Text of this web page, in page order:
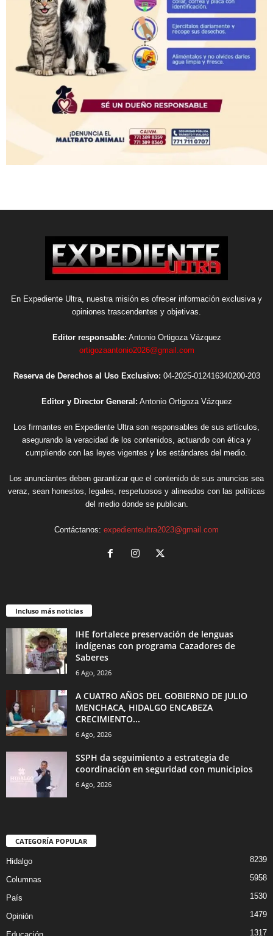
En Expediente Ultra, nuestra misión es ofrecer información exclusiva y
opiniones trascendentes y objetivas.
Editor responsable: Antonio Ortigoza Vázquez
ortigozaantonio2026@gmail.com
Reserva de Derechos al Uso Exclusivo: 04-2025-012416340200-203
Editor y Director General: Antonio Ortigoza Vázquez
Los firmantes en Expediente Ultra son responsables de sus artículos,
asegurando la veracidad de los contenidos, actuando con ética y
cumpliendo con las leyes vigentes y los estándares del medio.
Los anunciantes deben garantizar que el contenido de sus anuncios sea
veraz, sean honestos, legales, respetuosos y alineados con las políticas
del medio donde se publican.
Contáctanos: expedienteultra2023@gmail.com
Incluso más noticias
IHE fortalece preservación de lenguas
indígenas con programa Cazadores de
Saberes
6 Ago, 2026
A CUATRO AÑOS DEL GOBIERNO DE JULIO
MENCHACA, HIDALGO ENCABEZA
CRECIMIENTO...
6 Ago, 2026
SSPH da seguimiento a estrategia de
coordinación en seguridad con municipios
6 Ago, 2026
CATEGORÍA POPULAR
Hidalgo 8239
Columnas 5958
País 1530
Opinión 1479
1317